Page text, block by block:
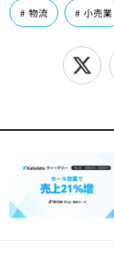
物流 小売業